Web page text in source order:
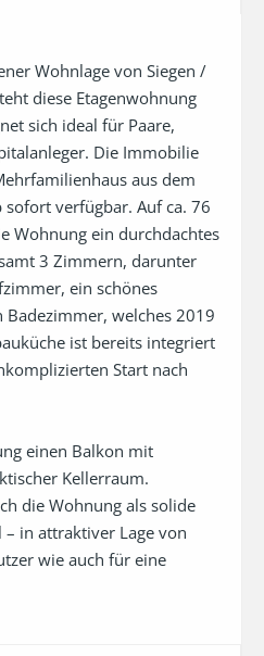
Wohnlage von Siegen /
diese Etagenwohnung
sich ideal für Paare,
Die Immobilie
aus dem
verfügbar. Auf ca. 76
Wohnung ein durchdachtes
3 Zimmern, darunter
ein schönes
welches 2019
ist bereits integriert
Start nach
einen Balkon mit
Kellerraum.
die Wohnung als solide
in attraktiver Lage von
wie auch für eine